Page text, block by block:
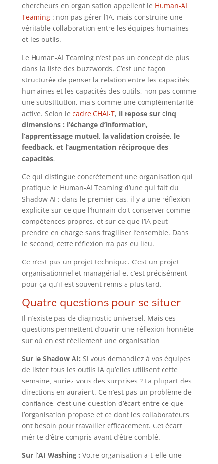
chercheurs en organisation appellent le Human-AI
Teaming: non pas gérer l’IA, mais construire une
véritable collaboration entre les équipes humaines
et les outils.
Le Human-AI Teaming n’est pas un concept de plus
dans la liste des buzzwords. C’est une façon
structurée de penser la relation entre les capacités
humaines et les capacités des outils, non pas comme
une substitution, mais comme une complémentarité
active. Selon le cadre CHAI-T, il repose sur cinq
dimensions : l’échange d’information,
l’apprentissage mutuel, la validation croisée, le
feedback, et l’augmentation réciproque des
capacités.
Ce qui distingue concrètement une organisation qui
pratique le Human-AI Teaming d’une qui fait du
Shadow AI : dans le premier cas, il y a une réflexion
explicite sur ce que l’humain doit conserver comme
compétences propres, et sur ce que l’IA peut
prendre en charge sans fragiliser l’ensemble. Dans
le second, cette réflexion n’a pas eu lieu.
Ce n’est pas un projet technique. C’est un projet
organisationnel et managérial et c’est précisément
pour ça qu’il est souvent remis à plus tard.
Quatre questions pour se situer
Il n’existe pas de diagnostic universel. Mais ces
questions permettent d’ouvrir une réflexion honnête
sur où en est réellement une organisation
Sur le Shadow AI: Si vous demandiez à vos équipes
de lister tous les outils IA qu’elles utilisent cette
semaine, auriez-vous des surprises ? La plupart des
directions en auraient. Ce n’est pas un problème de
confiance, c’est une question d’écart entre ce que
l’organisation propose et ce dont les collaborateurs
ont besoin pour travailler efficacement. Cet écart
mérite d’être compris avant d’être comblé.
Sur l’AI Washing : Votre organisation a-t-elle une